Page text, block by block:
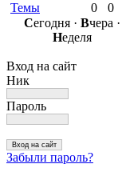
Темы
0 0
Сегодня · Вчера ·
Неделя
Вход на сайт
Ник
Пароль
Забыли пароль?